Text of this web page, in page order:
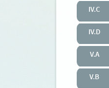
IV.C
IV.D
V.A
V.B